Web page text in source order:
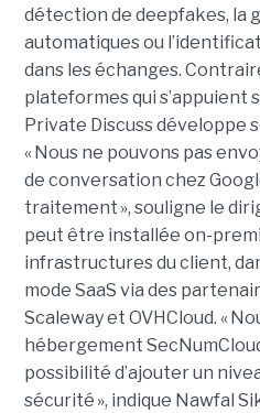
détection de deepfakes, la
automatiques ou
dans les échanges.
plateformes qui s’appuient
Private Discuss développe
« Nous ne pouvons pas
de conversation chez
traitement », souligne le
peut être installée on-
infrastructures du client,
mode SaaS via des
Scaleway et OVHCloud. «
hébergement
possibilité d’ajouter un
sécurité », indique Nawfal